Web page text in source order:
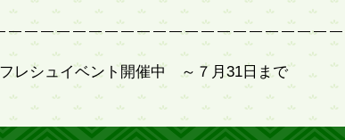
レシュイベント開催中 ～７月31日まで